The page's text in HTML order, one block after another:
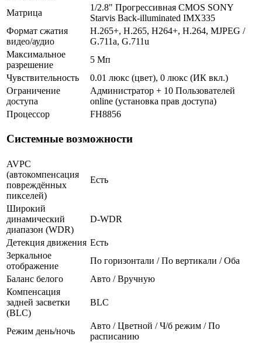
Матрица
1/2.8" Прогрессивная CMOS SONY
Starvis Back-illuminated IMX335
Формат сжатия
видео/аудио
H.265+, H.265, H264+, H.264, MJPEG /
G.711a, G.711u
Максимальное
разрешение
5 Мп
Чувствительность
0.01 люкс (цвет), 0 люкс (ИК вкл.)
Ограничение
доступа
Администратор + 10 Пользователей
online (установка прав доступа)
Процессор
FH8856
Системные возможности
AVPC
(автокомпенсация
повреждённых
пикселей)
Есть
Широкий
динамический
диапазон (WDR)
D-WDR
Детекция движения Есть
Зеркальное
отображение
По горизонтали / По вертикали / Оба
Баланс белого
Авто / Вручную
Компенсация
задней засветки
(BLC)
BLC
Режим день/ночь
Авто / Цветной / Ч/б режим / По
расписанию